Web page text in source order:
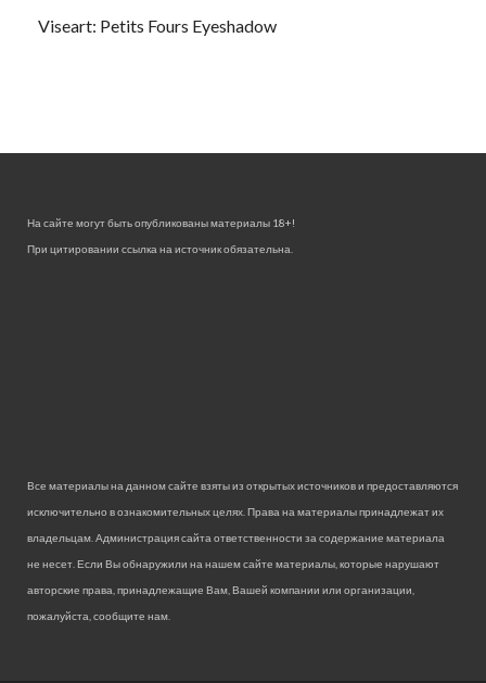
Viseart: Petits Fours Eyeshadow
На сайте могут быть опубликованы материалы 18+!
При цитировании ссылка на источник обязательна.
Все материалы на данном сайте взяты из открытых источников и предоставляются
исключительно в ознакомительных целях. Права на материалы принадлежат их
владельцам. Администрация сайта ответственности за содержание материала
не несет. Если Вы обнаружили на нашем сайте материалы, которые нарушают
авторские права, принадлежащие Вам, Вашей компании или организации,
пожалуйста, сообщите нам.